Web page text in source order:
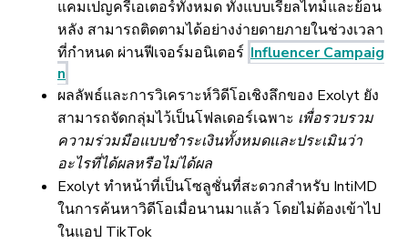
แคมเปญครีเอเตอร์ทั้งหมด ทั้งแบบเรียลไทม์และย้อน
หลัง สามารถติดตามได้อย่างง่ายดายภายในช่วงเวลา
ที่กำหนด ผ่านฟีเจอร์มอนิเตอร์ Influencer Campaig
n
ผลลัพธ์และการวิเคราะห์วิดีโอเชิงลึกของ Exolyt ยัง
สามารถจัดกลุ่มไว้เป็นโฟลเดอร์เฉพาะ เพื่อรวบรวม
ความร่วมมือแบบชำระเงินทั้งหมดและประเมินว่า
อะไรที่ได้ผลหรือไม่ได้ผล
Exolyt ทำหน้าที่เป็นโซลูชั่นที่สะดวกสำหรับ IntiMD
ในการค้นหาวิดีโอเมื่อนานมาแล้ว โดยไม่ต้องเข้าไป
ในแอป TikTok